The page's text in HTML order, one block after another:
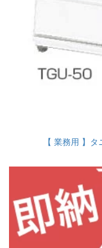
【 業務用 】